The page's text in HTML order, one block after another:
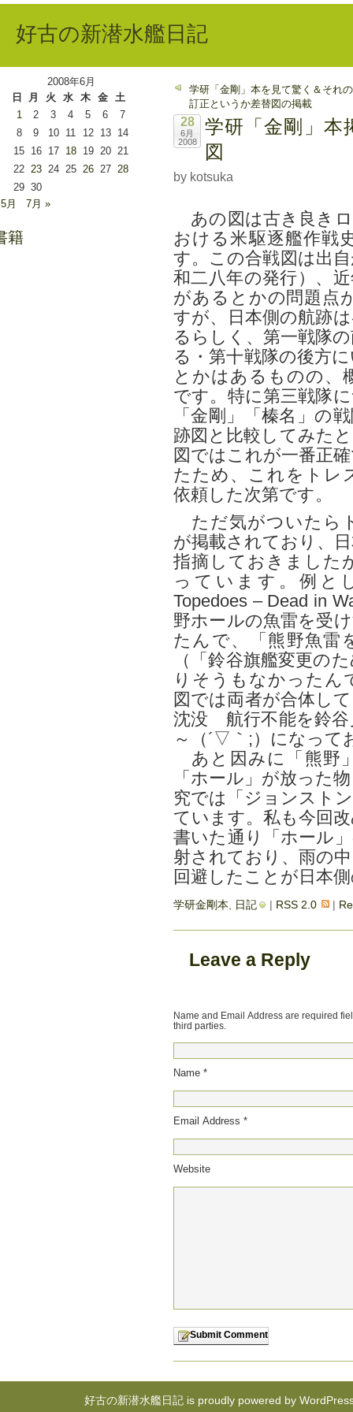
好古の新潜水艦日記
学研「金剛」本を見て驚く＆それの
訂正というか差替図の掲載
28
6月
2008
学研「金剛」本
図
by kotsuka
あの図は古き良き
おける米駆逐艦作戦
す。この合戦図は出
和二八年の発行）、
があるとかの問題点
すが、日本側の航跡
るらしく、第一戦隊
る・第十戦隊の後方
とかはあるものの、
です。特に第三戦隊
「金剛」「榛名」の
跡図と比較してみた
図ではこれが一番正
たため、これをトレ
依頼した次第です。
ただ気がついたら
が掲載されており、
指摘しておきました
っています。例と
Topedoes – Dead in
野ホールの魚雷を受
たんで、「熊野魚雷
（「鈴谷旗艦変更の
りそうもなかったん
図では両者が合体し
沈没 航行不能を鈴谷
～（´▽｀;）になって
あと因みに「熊野
「ホール」が放った
究では「ジョンスト
ています。私も今回
書いた通り「ホール
射されており、雨の
回避したことが日本
学研金剛本 日記 | RSS 2.0 |
Leave a Reply
Name and Email Address are required
third parties.
Name *
Email Address *
Website
2008年6月
日
月 火 水 木 金
土
1
2 3 4 5 6
7
8
9 10 11 12 13
14
15 16 17 18 19 20 21
22 23 24 25 26 27 28
29 30
月
7月 »
籍
好古の新潜水艦日記 is proudly powered by